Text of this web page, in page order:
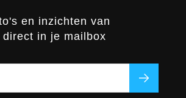
en inzichten van
direct in je mailbox